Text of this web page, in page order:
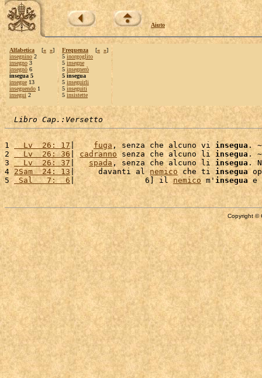
Aiuto
Alfabetica [« »]
insegnino 2
insegno 3
insegnò 6
insegua 5
insegue 13
inseguendo 1
insegui 2
Frequenza [« »]
5 inorgoglito
5 insegne
5 insegnerò
5 insegua
5 inseguirli
5 inseguiti
5 insistette
Libro Cap.:Versetto
1
  Lv  26: 17
| fuga , senza che alcuno vi insegua . ~
2
  Lv  26: 36
cadranno senza che alcuno li insegua. ~
3
  Lv  26: 37
| spada , senza che alcuno li insegua .
4 2Sam  24: 13|     davanti al nemico che ti insegua
5 Sal   7:  6 |               6] il nemico m'insegua e
Copyright ©